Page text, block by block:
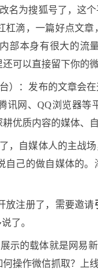
名为搜狐号了，这
杠滴，一篇好点文
部本身有很大的流
可以直接留下你的微
）：发布的文章会
讯网、QQ浏览器等
优质内容的媒体、自
，自媒体人的主战
自己的做自媒体的
放注册了，需要邀请
了。
示的载体就是网易
操作微信抓取？上